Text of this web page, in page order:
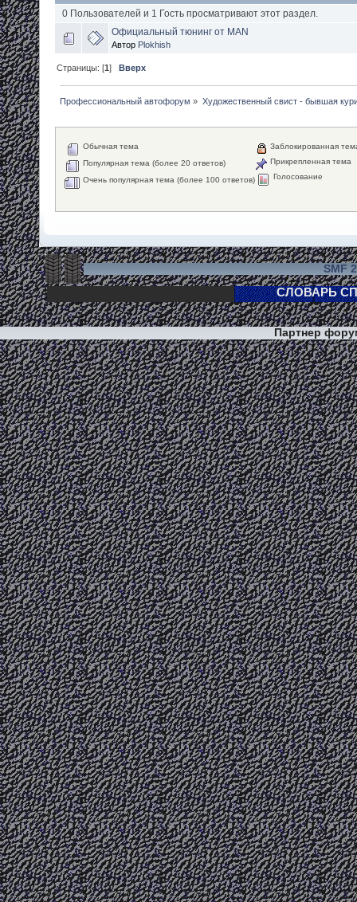
0 Пользователей и 1 Гость просматривают этот раздел.
Официальный тюнинг от MAN
Автор Plokhish
Страницы: [1]Вверх
Профессиональный автофорум » Художественный свист - бывшая
Обычная тема
Популярная тема (более 20 ответов)
Очень популярная тема (более 100 ответов)
Заблокированная
Прикрепленная тема
Голосование
SMF
Партнер